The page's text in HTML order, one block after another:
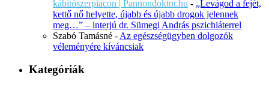
kábítószerpiacon | Pannondoktor.hu - „Levágod a fejét,
kettő nő helyette, újabb és újabb drogok jelennek
meg…” – interjú dr. Sümegi András pszichiáterrel
Szabó Tamásné - Az egészségügyben dolgozók
véleményére kíváncsiak
Kategóriák